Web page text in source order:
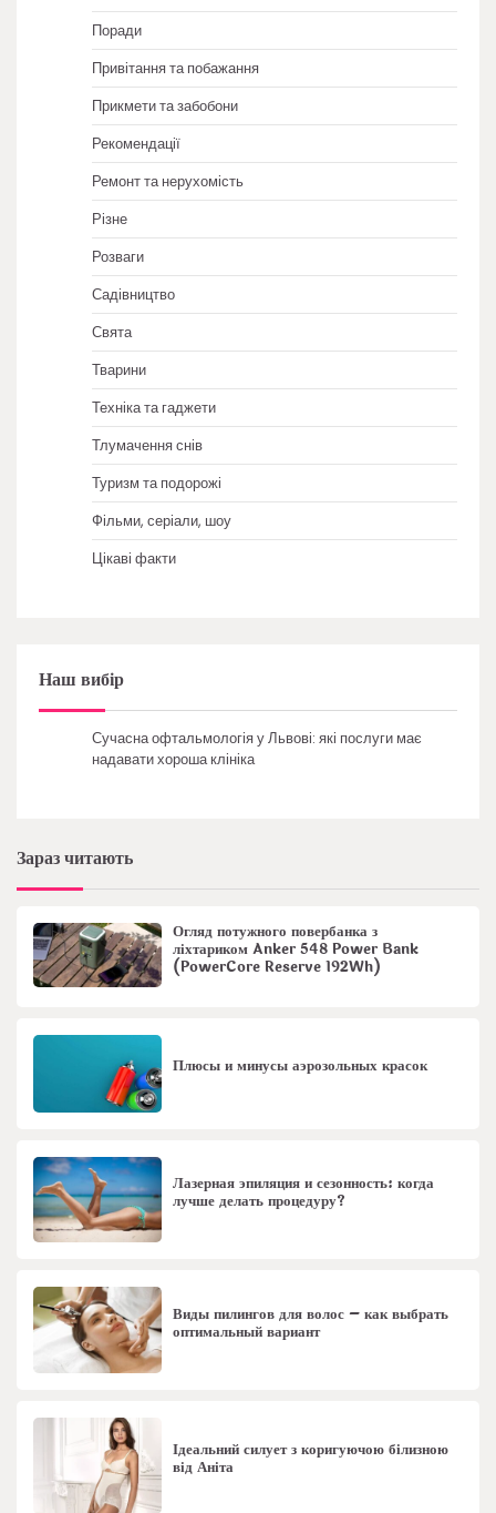
Поради
Привітання та побажання
Прикмети та забобони
Рекомендації
Ремонт та нерухомість
Різне
Розваги
Садівництво
Свята
Тварини
Техніка та гаджети
Тлумачення снів
Туризм та подорожі
Фільми, серіали, шоу
Цікаві факти
Наш вибір
Сучасна офтальмологія у Львові: які послуги має
надавати хороша клініка
Зараз читають
Огляд потужного повербанка з
ліхтариком Anker 548 Power Bank
(PowerCore Reserve 192Wh)
Плюсы и минусы аэрозольных красок
Лазерная эпиляция и сезонность: когда
лучше делать процедуру?
Виды пилингов для волос – как выбрать
оптимальный вариант
Ідеальний силует з коригуючою білизною
від Аніта